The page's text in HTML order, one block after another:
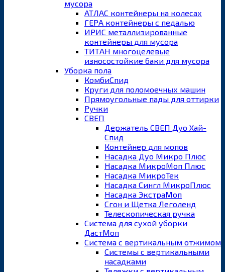
мусора
АТЛАС контейнеры на колесах
ГЕРА контейнеры с педалью
ИРИС металлизированные
контейнеры для мусора
ТИТАН многоцелевые
износостойкие баки для мусора
Уборка пола
КомбиСпид
Круги для поломоечных машин
Прямоугольные пады для оттирки
Ручки
СВЕП
Держатель СВЕП Дуо Хай-
Спид
Контейнер для мопов
Насадка Дуо Микро Плюс
Насадка МикроМоп Плюс
Насадка МикроТек
Насадка Сингл МикроПлюс
Насадка ЭкстраМоп
Сгон и Щетка Леголенд
Телескопическая ручка
Система для сухой уборки
ДастМоп
Система с вертикальным отжимом
Системы с вертикальными
насадками